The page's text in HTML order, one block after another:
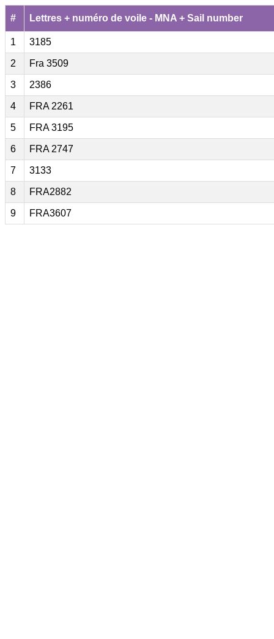
# Lettres + numéro de voile - MNA + Sail number
1 3185
2 Fra 3509
3 2386
4 FRA 2261
5 FRA 3195
6 FRA 2747
7 3133
8 FRA2882
9 FRA3607